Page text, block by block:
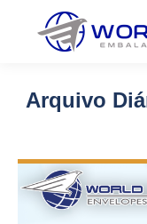
Arquivo